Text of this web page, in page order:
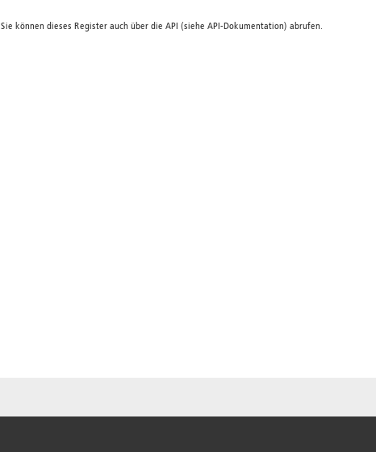
Sie können dieses Register auch über die API (siehe API-Dokumentation) abrufen.